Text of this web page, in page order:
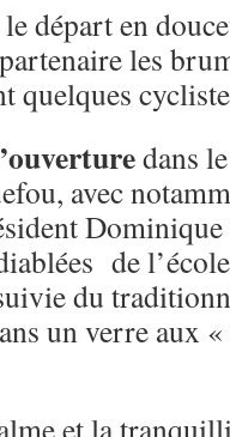
le départ en
les
quelques
dans
avec
de
du
un verre aux
et la